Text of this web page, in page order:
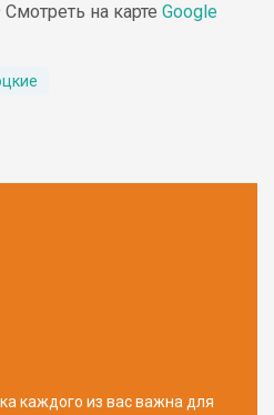
на карте Google
каждого из вас важна для